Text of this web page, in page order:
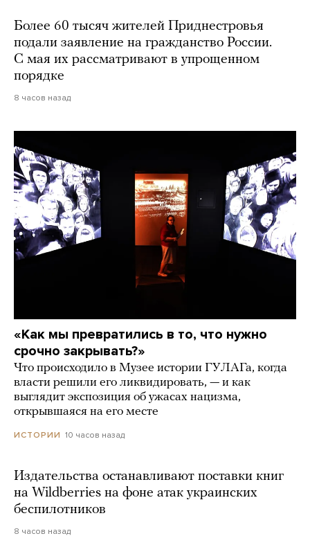
Более 60 тысяч жителей Приднестровья
подали заявление на гражданство России.
С мая их рассматривают в упрощенном
порядке
8 часов назад
«Как мы превратились в то, что нужно
срочно закрывать?»
Что происходило в Музее истории ГУЛАГа, когда
власти решили его ликвидировать, — и как
выглядит экспозиция об ужасах нацизма,
открывшаяся на его месте
ИСТОРИИ 10 часов назад
Издательства останавливают поставки книг
на Wildberries на фоне атак украинских
беспилотников
8 часов назад